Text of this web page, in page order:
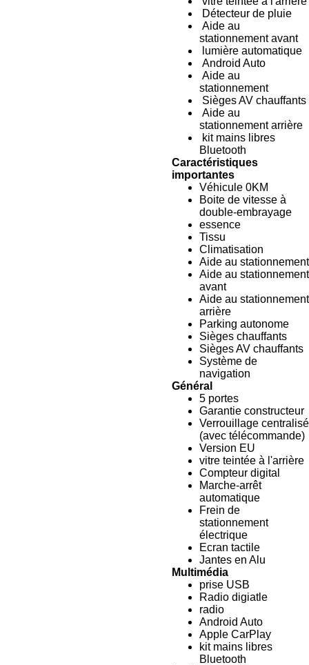
Détecteur de pluie
Aide au
stationnement avant
lumière automatique
Android Auto
Aide au
stationnement
Sièges AV chauffants
Aide au
stationnement arrière
kit mains libres
Bluetooth
Caractéristiques
importantes
Véhicule 0KM
Boite de vitesse à
double-embrayage
essence
Tissu
Climatisation
Aide au stationnement
Aide au stationnement
avant
Aide au stationnement
arrière
Parking autonome
Sièges chauffants
Sièges AV chauffants
Système de
navigation
Général
5 portes
Garantie constructeur
Verrouillage centralisé
(avec télécommande)
Version EU
vitre teintée à l'arrière
Compteur digital
Marche-arrêt
automatique
Frein de
stationnement
électrique
Ecran tactile
Jantes en Alu
Multimédia
prise USB
Radio digiatle
radio
Android Auto
Apple CarPlay
kit mains libres
Bluetooth